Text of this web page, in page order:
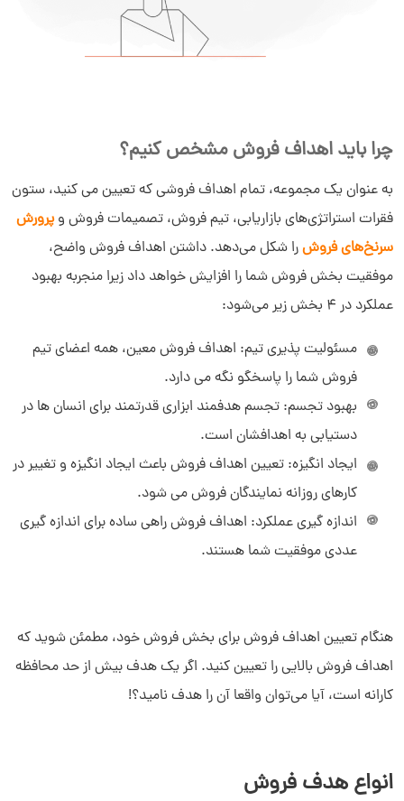
چرا باید اهداف فروش مشخص کنیم؟
به عنوان یک مجموعه، تمام اهداف فروشی که تعیین می کنید، ستون
فقرات استراتژی‌های بازاریابی، تیم فروش، تصمیمات فروش وپرورش
سرنخ‌های فروشرا شکل می‌دهد. داشتن اهداف فروش واضح،
موفقیت بخش فروش شما را افزایش خواهد داد زیرا منجربه بهبود
عملکرد در 4 بخش زیر می‌شود:
مسئولیت پذیری تیم: اهداف فروش معین، همه اعضای تیم
فروش شما را پاسخگو نگه می دارد.
بهبود تجسم: تجسم هدفمند ابزاری قدرتمند برای انسان ها در
دستیابی به اهدافشان است.
ایجاد انگیزه: تعیین اهداف فروش باعث ایجاد انگیزه و تغییر در
کارهای روزانه نمایندگان فروش می شود.
اندازه گیری عملکرد: اهداف فروش راهی ساده برای اندازه گیری
عددی موفقیت شما هستند.
هنگام تعیین اهداف فروش برای بخش فروش خود، مطمئن شوید که
اهداف فروش بالایی را تعیین کنید. اگر یک هدف بیش از حد محافظه
کارانه است، آیا می‌توان واقعا آن را هدف نامید؟!
انواع هدف فروش